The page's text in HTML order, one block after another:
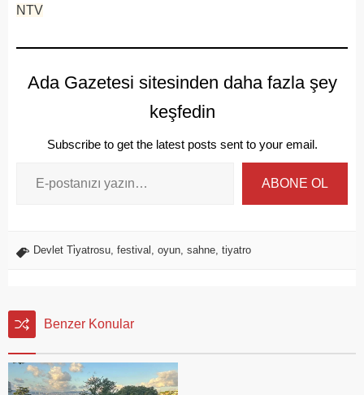
NTV
Ada Gazetesi sitesinden daha fazla şey
keşfedin
Subscribe to get the latest posts sent to your email.
ABONE OL
Devlet Ti̇yatrosu, festival , oyun, sahne, tiyatro
Benzer Konular